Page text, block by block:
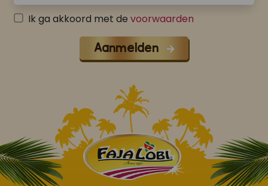
Ik ga akkoord met de voorwaarden
Aanmelden